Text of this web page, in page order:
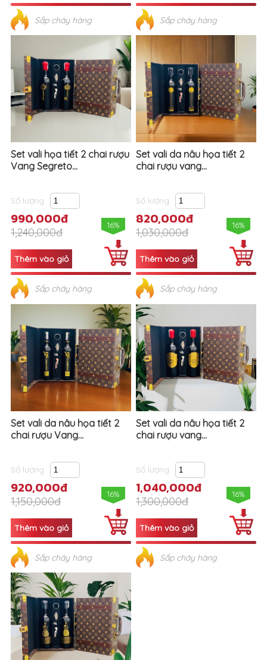
Sắp cháy hàng Sắp cháy hàng
Set vali họa tiết 2 chai rượu
Vang Segreto...
Số lượng
990,000đ
1,240,000đ
16%
Sắp cháy hàng
Set vali da nâu họa tiết 2
chai rượu vang...
Số lượng
820,000đ
1,030,000đ
16%
Sắp cháy hàng
Set vali da nâu họa tiết 2
chai rượu Vang...
Số lượng
920,000đ
1,150,000đ
16%
Sắp cháy hàng
Set vali da nâu họa tiết 2
chai rượu vang...
Số lượng
1,040,000đ
1,300,000đ
16%
Sắp cháy hàng